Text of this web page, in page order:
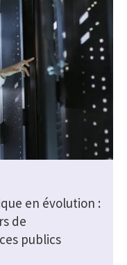
en évolution :
de
publics